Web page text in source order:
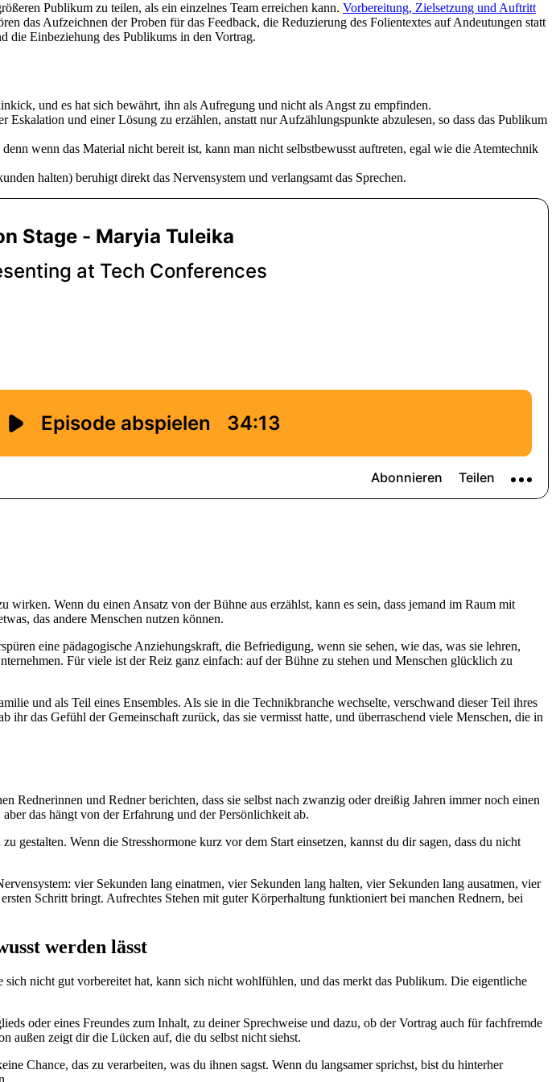
Publikum zu teilen, als ein einzelnes Team erreichen kann. Vorbereitung, Zielsetzung und Auftritt
das Aufzeichnen der Proben für das Feedback, die Reduzierung des Folientextes auf Andeutungen statt
die Einbeziehung des Publikums in den Vortrag.
und es hat sich bewährt, ihn als Aufregung und nicht als Angst zu empfinden.
und einer Lösung zu erzählen, anstatt nur Aufzählungspunkte abzulesen, so dass das Publikum
wenn das Material nicht bereit ist, kann man nicht selbstbewusst auftreten, egal wie die Atemtechnik
halten) beruhigt direkt das Nervensystem und verlangsamt das Sprechen.
Wenn du einen Ansatz von der Bühne aus erzählst, kann es sein, dass jemand im Raum mit
das andere Menschen nutzen können.
eine pädagogische Anziehungskraft, die Befriedigung, wenn sie sehen, wie das, was sie lehren,
Für viele ist der Reiz ganz einfach: auf der Bühne zu stehen und Menschen glücklich zu
und als Teil eines Ensembles. Als sie in die Technikbranche wechselte, verschwand dieser Teil ihres
das Gefühl der Gemeinschaft zurück, das sie vermisst hatte, und überraschend viele Menschen, die in
und Redner berichten, dass sie selbst nach zwanzig oder dreißig Jahren immer noch einen
das hängt von der Erfahrung und der Persönlichkeit ab.
gestalten. Wenn die Stresshormone kurz vor dem Start einsetzen, kannst du dir sagen, dass du nicht
vier Sekunden lang einatmen, vier Sekunden lang halten, vier Sekunden lang ausatmen, vier
Schritt bringt. Aufrechtes Stehen mit guter Körperhaltung funktioniert bei manchen Rednern, bei
werden lässt
nicht gut vorbereitet hat, kann sich nicht wohlfühlen, und das merkt das Publikum. Die eigentliche
oder eines Freundes zum Inhalt, zu deiner Sprechweise und dazu, ob der Vortrag auch für fachfremde
außen zeigt dir die Lücken auf, die du selbst nicht siehst.
Chance, das zu verarbeiten, was du ihnen sagst. Wenn du langsamer sprichst, bist du hinterher